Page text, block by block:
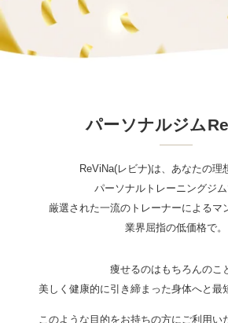
パーソナルジム
ReViNa(レビナ)は、あなたの理
パーソナルトレーニングジム
厳選された一流のトレーナーによるマ
業界屈指の低価格で。
痩せるのはもちろんのこ
美しく健康的に引き締まった身体へと最
このような目的をお持ちの方にご利用い